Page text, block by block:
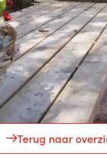
Terug naar